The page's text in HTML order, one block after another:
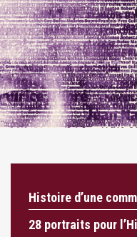
Histoire d’une
28 portraits pour